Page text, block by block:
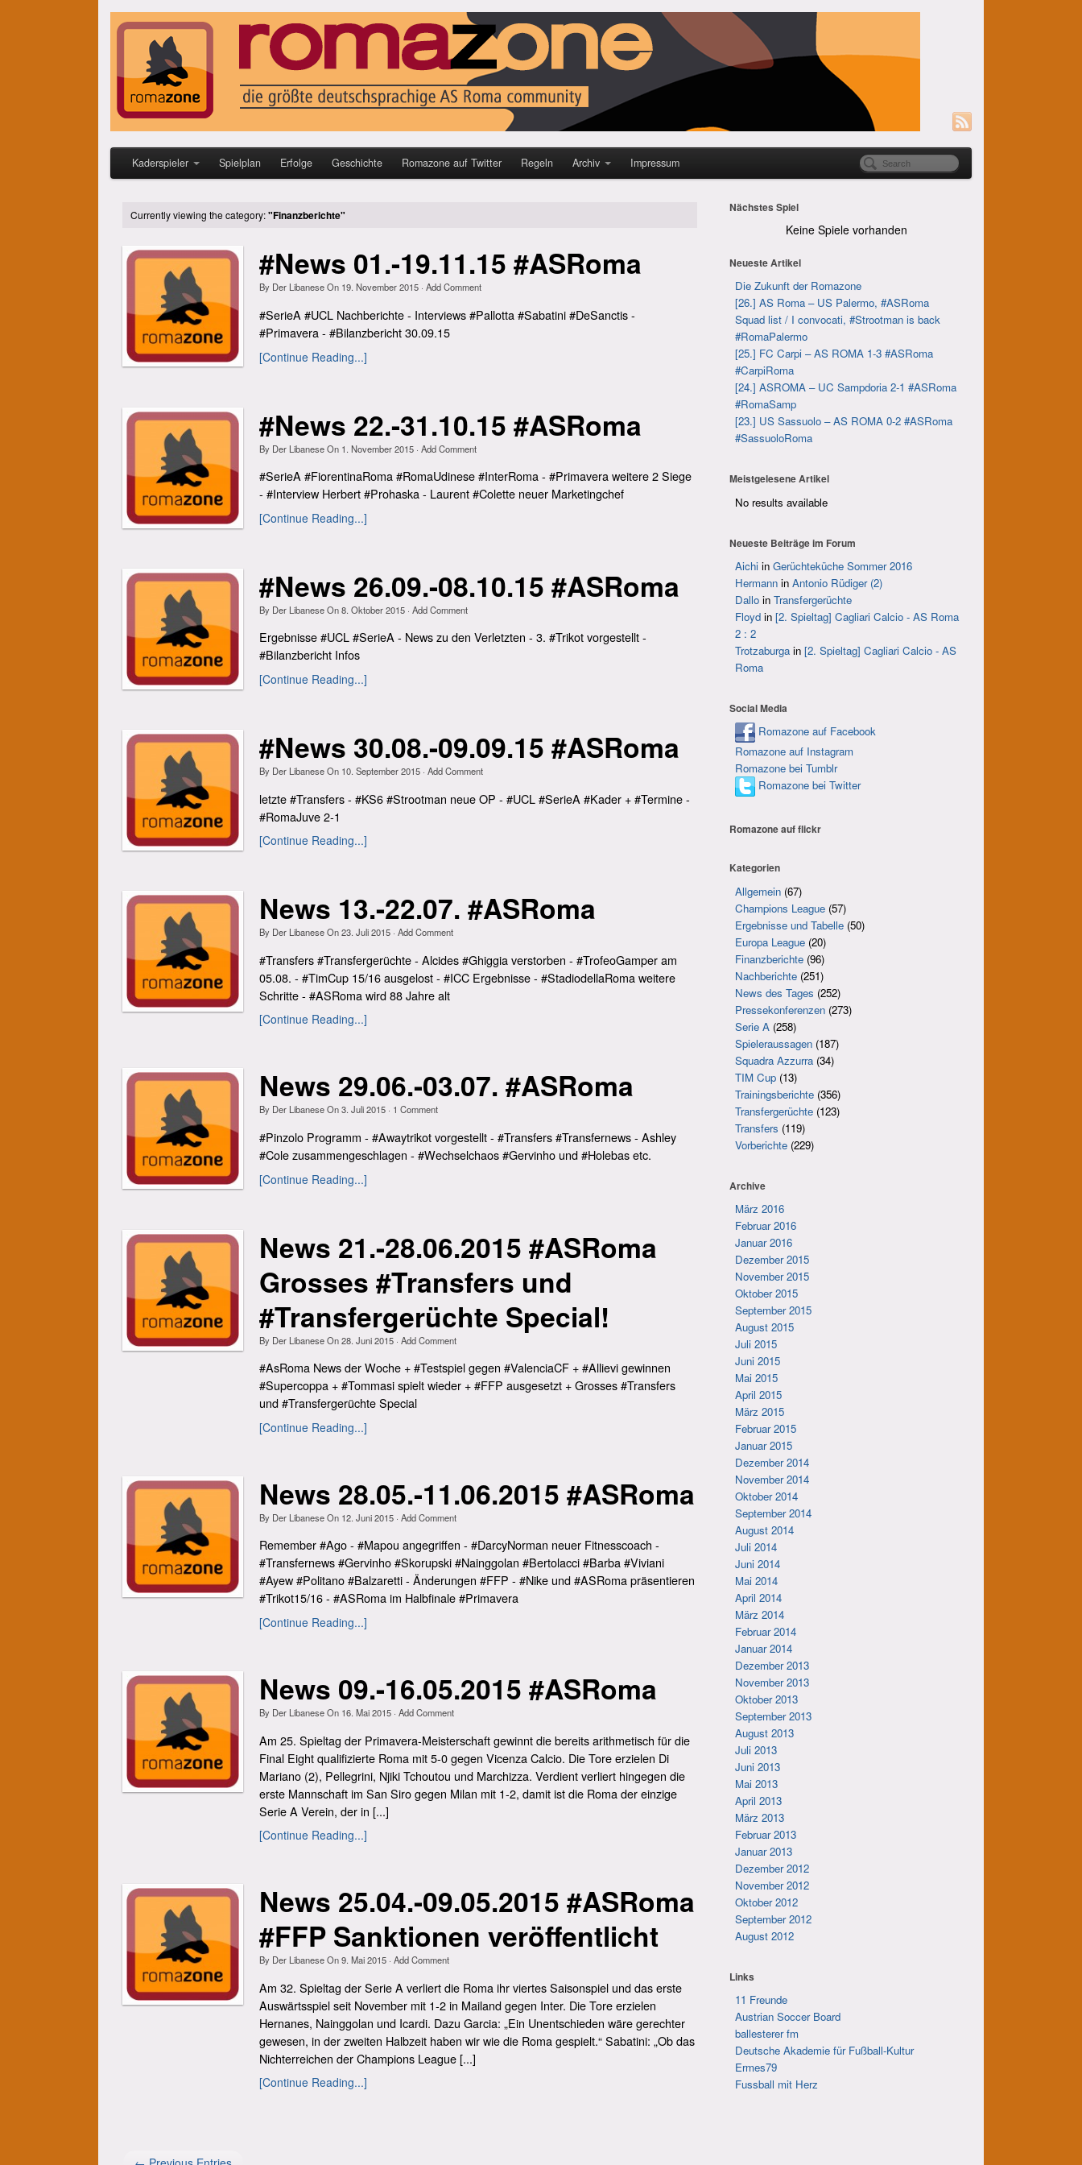
Kaderspieler Spielplan Erfolge Geschichte Romazone auf Twitter Regeln Archiv Impressum
Currently viewing the category:"Finanzberichte"
#News 01.-19.11.15 #ASRoma
By Der LibaneseOn 19. November 2015 · Add Comment
#SerieA #UCL Nachberichte - Interviews #Pallotta #Sabatini #DeSanctis -
#Primavera - #Bilanzbericht 30.09.15
[Continue Reading...]
#News 22.-31.10.15 #ASRoma
By Der LibaneseOn 1. November 2015 · Add Comment
#SerieA #FiorentinaRoma #RomaUdinese #InterRoma - #Primavera weitere 2 Siege
- #Interview Herbert #Prohaska - Laurent #Colette neuer Marketingchef
[Continue Reading...]
#News 26.09.-08.10.15 #ASRoma
By Der LibaneseOn8. Oktober 2015 · Add Comment
Ergebnisse #UCL #SerieA - News zu den Verletzten - 3. #Trikot vorgestellt -
#Bilanzbericht Infos
[Continue Reading...]
#News 30.08.-09.09.15 #ASRoma
By Der LibaneseOn 10. September 2015 · Add Comment
letzte #Transfers - #KS6 #Strootman neue OP - #UCL #SerieA #Kader + #Termine -
#RomaJuve 2-1
[Continue Reading...]
News 13.-22.07. #ASRoma
By Der LibaneseOn23. Juli 2015 · Add Comment
#Transfers #Transfergerüchte - Alcides #Ghiggia verstorben - #TrofeoGamper am
05.08. - #TimCup 15/16 ausgelost - #ICC Ergebnisse - #StadiodellaRoma weitere
Schritte - #ASRoma wird 88 Jahre alt
[Continue Reading...]
News 29.06.-03.07. #ASRoma
By Der LibaneseOn3. Juli 2015 · 1 Comment
#Pinzolo Programm - #Awaytrikot vorgestellt - #Transfers #Transfernews - Ashley
#Cole zusammengeschlagen - #Wechselchaos #Gervinho und #Holebas etc.
[Continue Reading...]
News 21.-28.06.2015 #ASRoma
Grosses #Transfers und
#Transfergerüchte Special!
By Der LibaneseOn28. Juni 2015 · Add Comment
#AsRoma News der Woche + #Testspiel gegen #ValenciaCF + #Allievi gewinnen
#Supercoppa + #Tommasi spielt wieder + #FFP ausgesetzt + Grosses #Transfers
und #Transfergerüchte Special
[Continue Reading...]
News 28.05.-11.06.2015 #ASRoma
By Der LibaneseOn 12. Juni 2015 · Add Comment
Remember #Ago - #Mapou angegriffen - #DarcyNorman neuer Fitnesscoach -
#Transfernews #Gervinho #Skorupski #Nainggolan #Bertolacci #Barba #Viviani
#Ayew #Politano #Balzaretti - Änderungen #FFP - #Nike und #ASRoma präsentieren
#Trikot15/16 - #ASRoma im Halbfinale #Primavera
[Continue Reading...]
News 09.-16.05.2015 #ASRoma
By Der LibaneseOn 16. Mai 2015 · Add Comment
Am 25. Spieltag der Primavera-Meisterschaft gewinnt die bereits arithmetisch für die
Final Eight qualifizierte Roma mit 5-0 gegen Vicenza Calcio. Die Tore erzielen Di
Mariano (2), Pellegrini, Njiki Tchoutou und Marchizza. Verdient verliert hingegen die
erste Mannschaft im San Siro gegen Milan mit 1-2, damit ist die Roma der einzige
Serie A Verein, der in [...]
[Continue Reading...]
News 25.04.-09.05.2015 #ASRoma
#FFP Sanktionen veröffentlicht
By Der LibaneseOn9. Mai 2015 · Add Comment
Am 32. Spieltag der Serie A verliert die Roma ihr viertes Saisonspiel und das erste
Auswärtsspiel seit November mit 1-2 in Mailand gegen Inter. Die Tore erzielen
Hernanes, Nainggolan und Icardi. Dazu Garcia: „Ein Unentschieden wäre gerechter
gewesen, in der zweiten Halbzeit haben wir wie die Roma gespielt.“ Sabatini: „Ob das
Nichterreichen der Champions League [...]
[Continue Reading...]
Nächstes Spiel
Keine Spiele vorhanden
Neueste Artikel
Die Zukunft der Romazone
[26.] AS Roma – US Palermo, #ASRoma
Squad list / I convocati, #Strootman is back
#RomaPalermo
[25.] FC Carpi – AS ROMA 1-3 #ASRoma
#CarpiRoma
[24.] ASROMA – UC Sampdoria 2-1 #ASRoma
#RomaSamp
[23.] US Sassuolo – AS ROMA 0-2 #ASRoma
#SassuoloRoma
Meistgelesene Artikel
No results available
Neueste Beiträge im Forum
Aichi inGerüchteküche Sommer 2016
Hermann inAntonio Rüdiger (2)
Dallo inTransfergerüchte
Floyd in[2. Spieltag] Cagliari Calcio - AS Roma
2 : 2
Trotzaburga in[2. Spieltag] Cagliari Calcio - AS
Roma
Social Media
Romazone auf Facebook
Romazone auf Instagram
Romazone bei Tumblr
Romazone bei Twitter
Romazone aufflickr
Kategorien
Allgemein (67)
Champions League (57)
Ergebnisse und Tabelle (50)
Europa League (20)
Finanzberichte (96)
Nachberichte (251)
News des Tages (252)
Pressekonferenzen (273)
Serie A (258)
Spieleraussagen (187)
Squadra Azzurra (34)
TIM Cup (13)
Trainingsberichte (356)
Transfergerüchte (123)
Transfers (119)
Vorberichte (229)
Archive
März 2016
Februar 2016
Januar 2016
Dezember 2015
November 2015
Oktober 2015
September 2015
August 2015
Juli 2015
Juni 2015
Mai 2015
April 2015
März 2015
Februar 2015
Januar 2015
Dezember 2014
November 2014
Oktober 2014
September 2014
August 2014
Juli 2014
Juni 2014
Mai 2014
April 2014
März 2014
Februar 2014
Januar 2014
Dezember 2013
November 2013
Oktober 2013
September 2013
August 2013
Juli 2013
Juni 2013
Mai 2013
April 2013
März 2013
Februar 2013
Januar 2013
Dezember 2012
November 2012
Oktober 2012
September 2012
August 2012
Links
11 Freunde
Austrian Soccer Board
ballesterer fm
Deutsche Akademie für Fußball-Kultur
Ermes79
Fussball mit Herz